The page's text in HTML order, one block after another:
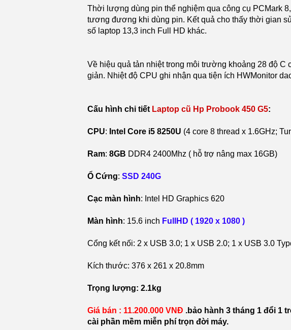
Thời lượng dùng pin thể nghiệm qua công cụ PCMark
tương đương khi dùng pin. Kết quả cho thấy thời gian
số laptop 13,3 inch Full HD khác.
Về hiệu quả tản nhiệt trong môi trường khoảng 28 độ
giản. Nhiệt độ CPU ghi nhận qua tiện ích HWMonitor
Cấu hình chi tiết Laptop cũ Hp Probook 450 G5:
CPU: Intel Core i5 8250U (4 core 8 thread x 1.6GHz;
Ram: 8GB DDR4 2400Mhz ( hỗ trợ nâng max 16GB)
Ổ Cứng: SSD 240G
Cạc màn hình: Intel HD Graphics 620
Màn hình: 15.6 inch FullHD ( 1920 x 1080 )
Cổng kết nối: 2 x USB 3.0; 1 x USB 2.0; 1 x USB 3.0
Kích thước: 376 x 261 x 20.8mm
Trọng lượng: 2.1kg
Giá bán : 11.200.000 VNĐ .bảo hành 3 tháng 1 đổi 1
cài phần mềm miễn phí trọn đời máy.